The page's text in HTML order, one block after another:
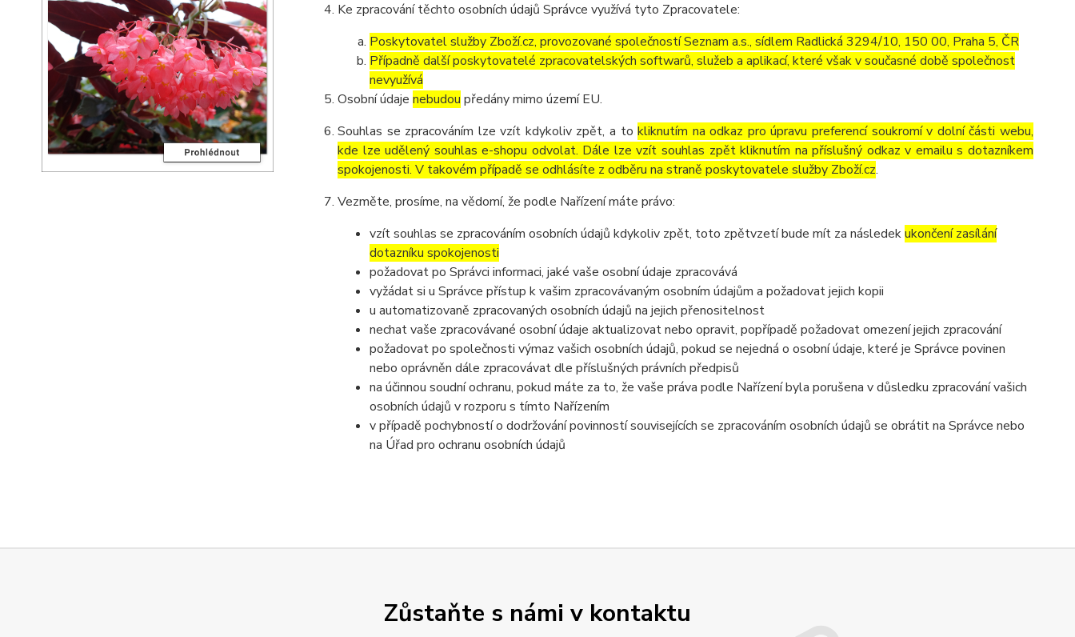
Ke zpracování těchto osobních údajů Správce využívá tyto Zpracovatele:
Poskytovatel služby Zboží.cz, provozované společností Seznam a.s., sídlem Radlická 3294/10, 150 00, Praha 5, ČR
Případně další poskytovatelé zpracovatelských softwarů, služeb a aplikací, které však v současné době společnost
nevyužívá
Osobní údaje nebudou předány mimo území EU.
Souhlas se zpracováním lze vzít kdykoliv zpět, a tokliknutím na odkaz pro úpravu preferencí soukromí v dolní části webu,
kde lze udělený souhlas e-shopu odvolat. Dále lze vzít souhlas zpět kliknutím na příslušný odkaz v emailu s dotazníkem
spokojenosti. V takovém případě se odhlásíte z odběru na straně poskytovatele služby Zboží.cz.
Vezměte, prosíme, na vědomí, že podle Nařízení máte právo:
vzít souhlas se zpracováním osobních údajů kdykoliv zpět, toto zpětvzetí bude mít za následekukončení zasílání
dotazníku spokojenosti
požadovat po Správci informaci, jaké vaše osobní údaje zpracovává
vyžádat si u Správce přístup k vašim zpracovávaným osobním údajům a požadovat jejich kopii
u automatizovaně zpracovaných osobních údajů na jejich přenositelnost
nechat vaše zpracovávané osobní údaje aktualizovat nebo opravit, popřípadě požadovat omezení jejich zpracování
požadovat po společnosti výmaz vašich osobních údajů, pokud se nejedná o osobní údaje, které je Správce povinen
nebo oprávněn dále zpracovávat dle příslušných právních předpisů
na účinnou soudní ochranu, pokud máte za to, že vaše práva podle Nařízení byla porušena v důsledku zpracování vašich
osobních údajů v rozporu s tímto Nařízením
v případě pochybností o dodržování povinností souvisejících se zpracováním osobních údajů se obrátit na Správce nebo
na Úřad pro ochranu osobních údajů
Zůstaňte s námi v kontaktu